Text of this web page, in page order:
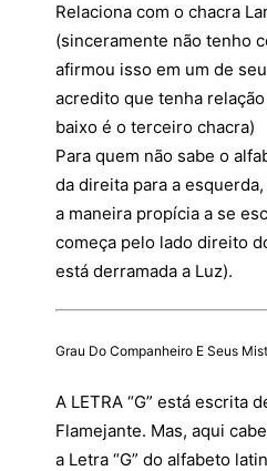
Relaciona com o chacra
(sinceramente não tenho
afirmou isso em um de
acredito que tenha
baixo é o terceiro chacra)
Para quem não sabe o
da direita para a
a maneira propícia a se
começa pelo lado direito
está derramada a Luz).
Grau Do Companheiro E Seus
A LETRA “G” está escrita
Flamejante. Mas, aqui
a Letra “G” do alfabeto